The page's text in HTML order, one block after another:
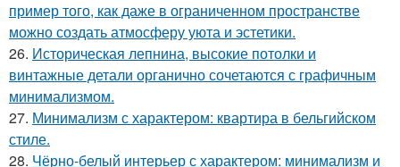
пример того, как даже в ограниченном пространстве
можно создать атмосферу уюта и эстетики.
26. Историческая лепнина, высокие потолки и
винтажные детали органично сочетаются с графичным
минимализмом.
27. Минимализм с характером: квартира в бельгийском
стиле.
28. Чёрно-белый интерьер с характером: минимализм и